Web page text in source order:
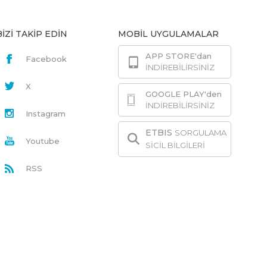
TAKİP EDİN
Facebook
X
Instagram
Youtube
RSS
MOBİL UYGULAMALAR
APP STORE'dan
İNDİREBİLİRSİNİZ
GOOGLE PLAY'den
İNDİREBİLİRSİNİZ
ETBIS SORGULAMA
SİCİL BİLGİLERİ